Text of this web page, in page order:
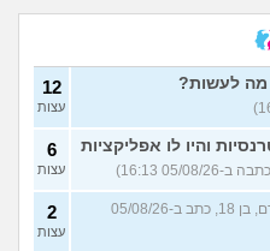
1
עצות
3
5
עצות
מה לעשות? 12
עצות
והיו לו אפליקציות
6
עצות
(בן אדם, בן 18, כתב ב-05/08/26
2
עצות